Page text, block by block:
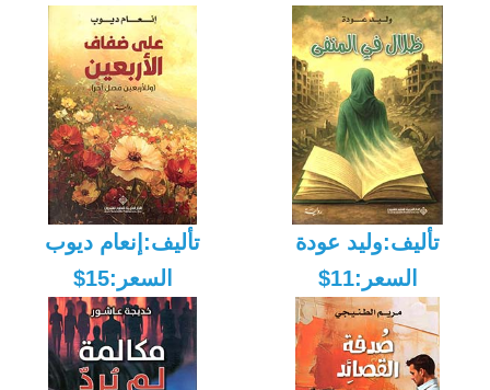
تأليف:وليد عودة
السعر:11$
تأليف:إنعام ديوب
السعر:15$